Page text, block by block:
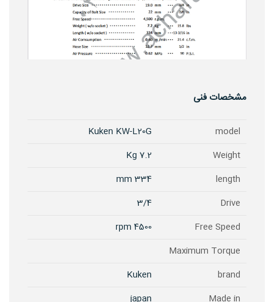
مشخصات فنی
model
Kuken KW-L20G
Weight
7.2 Kg
length
334 mm
Drive
3/4
Free Speed
4500 rpm
Maximum Torque
brand
Kuken